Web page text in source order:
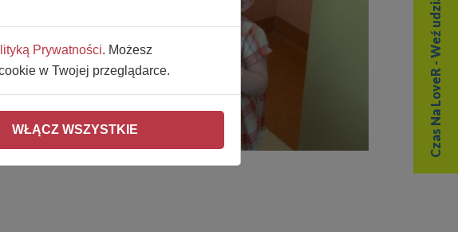
Prywatności. Możesz
w Twojej przeglądarce.
WŁĄCZ WSZYSTKIE Czas Na LoveR - Weź udział